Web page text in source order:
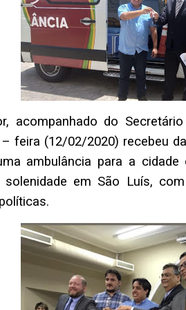
acompanhado do
feira (12/02/2020) recebeu
ambulância para a cidade
em São Luís,